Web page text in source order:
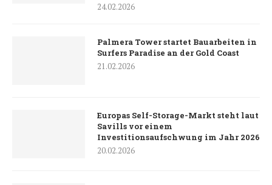
24.02.2026
Palmera Tower startet Bauarbeiten in
Surfers Paradise an der Gold Coast
21.02.2026
Europas Self-Storage-Markt steht laut
Savills vor einem
Investitionsaufschwung im Jahr 2026
20.02.2026